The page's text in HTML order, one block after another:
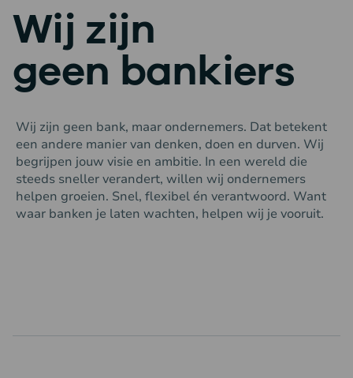
Wij zijn
geen bankiers
Wij zijn geen bank, maar ondernemers. Dat betekent
een andere manier van denken, doen en durven. Wij
begrijpen jouw visie en ambitie. In een wereld die
steeds sneller verandert, willen wij ondernemers
helpen groeien. Snel, flexibel én verantwoord. Want
waar banken je laten wachten, helpen wij je vooruit.